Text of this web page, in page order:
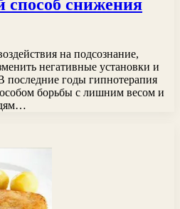
снижения
на подсознание,
негативные установки и
последние годы гипнотерапия
борьбы с лишним весом и